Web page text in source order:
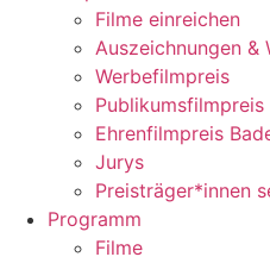
Filme einreichen
Auszeichnungen &
Werbefilmpreis
Ehrenfilmpreis
Jurys
Preisträger*innen
Programm
Filme